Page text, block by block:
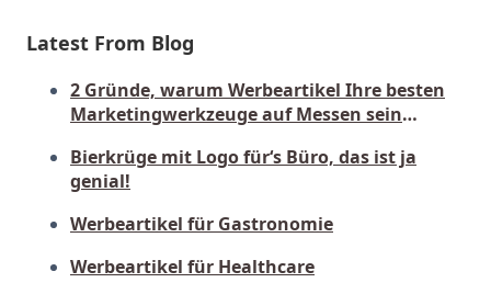
Latest From Blog
2 Gründe, warum Werbeartikel Ihre besten
Marketingwerkzeuge auf Messen sein
Bierkrüge mit Logo für‘s Büro, das ist ja
genial!
Werbeartikel für Gastronomie
Werbeartikel für Healthcare